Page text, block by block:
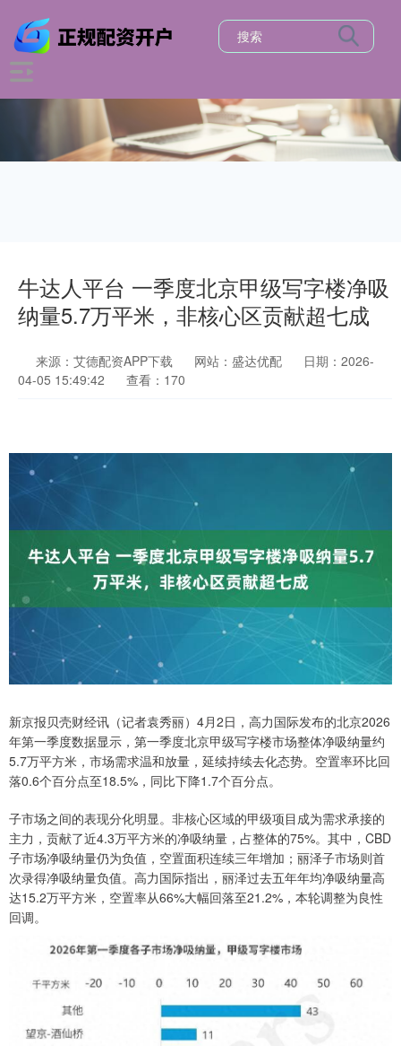
牛达人平台 一季度北京甲级写字楼净吸
纳量5.7万平米，非核心区贡献超七成
来源：艾德配资APP下载 网站：盛达优配
日期：2026-
04-05 15:49:42
查看：170
新京报贝壳财经讯（记者袁秀丽）4月2日，高力国际发布的北京2026
年第一季度数据显示，第一季度北京甲级写字楼市场整体净吸纳量约
5.7万平方米，市场需求温和放量，延续持续去化态势。空置率环比回
落0.6个百分点至18.5%，同比下降1.7个百分点。
子市场之间的表现分化明显。非核心区域的甲级项目成为需求承接的
主力，贡献了近4.3万平方米的净吸纳量，占整体的75%。其中，CBD
子市场净吸纳量仍为负值，空置面积连续三年增加；丽泽子市场则首
次录得净吸纳量负值。高力国际指出，丽泽过去五年年均净吸纳量高
达15.2万平方米，空置率从66%大幅回落至21.2%，本轮调整为良性
回调。